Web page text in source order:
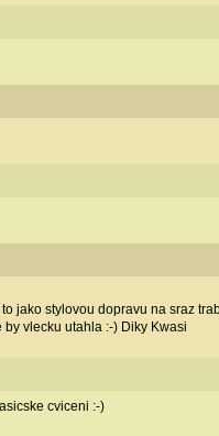
jako stylovou dopravu na sraz
vlecku utahla :-) Diky Kwasi
cviceni :-)